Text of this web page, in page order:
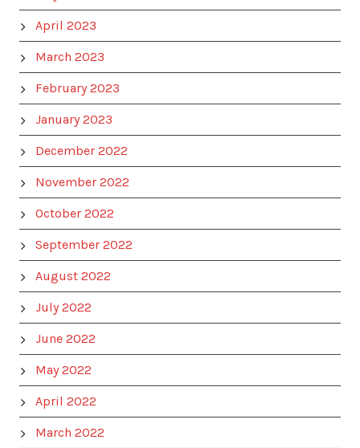
April 2023
March 2023
February 2023
January 2023
December 2022
November 2022
October 2022
September 2022
August 2022
July 2022
June 2022
May 2022
April 2022
March 2022